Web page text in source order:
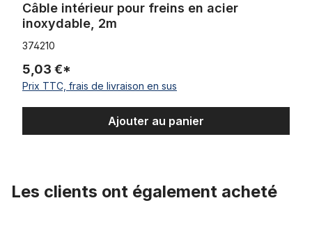
Câble intérieur pour freins en acier
inoxydable, 2m
374210
5,03 €*
Prix TTC, frais de livraison en sus
Ajouter au panier
Les clients ont également acheté